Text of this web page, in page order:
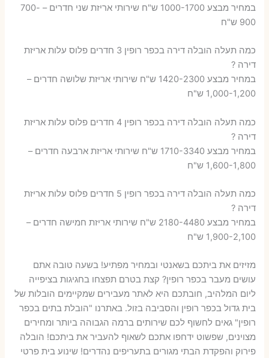
במחיר מבצע 1000-1700 ש"ח שירותי אריזת שני חדרים – 700-
900 ש"ח
כמה תעלה הובלה דירה בכפר רופין 3 חדרים פלוס עלות אריזת
דירה ?
במחיר מבצע 1420-2300 ש"ח שירותי אריזת שלושה חדרים –
1,000-1,200 ש"ח
כמה תעלה הובלה דירה בכפר רופין 4 חדרים פלוס עלות אריזת
דירה ?
במחיר מבצע 1710-3340 ש"ח שירותי אריזת ארבעה חדרים –
1,600-1,800 ש"ח
כמה תעלה הובלה דירה בכפר רופין 5 חדרים פלוס עלות אריזת
דירה ?
במחיר מבצע 2180-4480 ש"ח שירותי אריזת חמישה חדרים –
1,900-2,100 ש"ח
מזיזים את ביתכם בשאנטי ובמחיר מפתיע! בשעה טובה אתם
עושים מעבר בכפר רופין? קצת בטרם תפצחו בחגיגות בציפייה
ליום המלהיב, חובתכם היא לאתר מעבירים שמקיימים הובלות של
בית גדול בכפר רופין והסביבה בזול. באתרנו "הובלת בתים בכפר
רופין" גאים לחשוף לכם שירותים ברמה הגבוהה ביותר ומחירים
מצוינים, שפשוט ידחפו אתכם לשאוף להעביר את ביתכם! הובלה
פירוק והפקדת הבתי מגורים בתעריפים נהדרים! שינוע בית פרטי